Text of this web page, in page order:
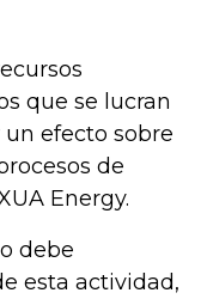
que se lucran
efecto sobre
de
Energy.
debe
esta actividad,